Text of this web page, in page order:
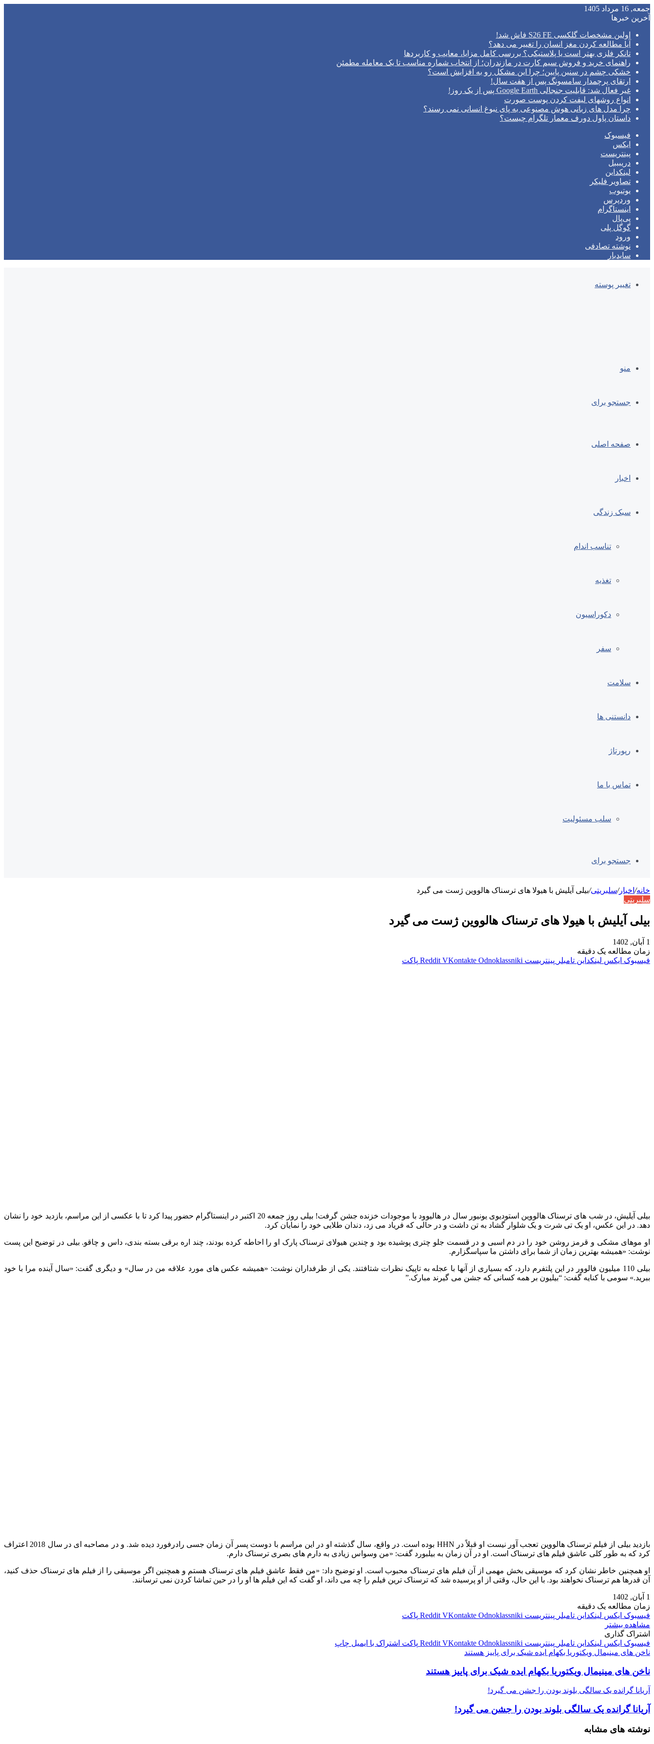
جمعه, 16 مرداد 1405
آخرین خبرها
اولین مشخصات گلکسی S26 FE فاش شد!
آیا مطالعه کردن مغز انسان را تغییر می‌ دهد؟
تانکر فلزی بهتر است یا پلاستیکی؟ بررسی کامل مزایا، معایب و کاربردها
راهنمای خرید و فروش سیم کارت در مازندران؛ از انتخاب شماره مناسب تا یک معامله مطمئن
خشکی چشم در سنین پایین؛ چرا این مشکل رو به افزایش است؟
ارتقای پرچمدار سامسونگ پس از هفت سال!
غیر فعال شد: قابلیت جنجالی Google Earth پس از یک روز!
انواع روشهای لیفت کردن پوست صورت
چرا مدل‌ های زبانی هوش مصنوعی به پای نبوغ انسانی نمی‌ رسند؟
داستان پاول دورف معمار تلگرام چیست؟
فیسبوک
ایکس
پینتریست
دریبببل
لینکداین
تصاویر فلیکر
یوتیوب
وردپرس
اینستاگرام
پی‌پال
گوگل پلی
ورود
نوشته تصادفی
سایدبار
تغییر پوسته
منو
جستجو برای
صفحه اصلی
اخبار
سبک زندگی
تناسب اندام
تغذیه
دکوراسیون
سفر
سلامت
دانستنی ها
رپورتاژ
تماس با ما
سلب مسئولیت
جستجو برای
خانه/ اخبار/سلبریتی/بیلی آیلیش با هیولا های ترسناک هالووین ژست می گیرد
سلبریتی
بیلی آیلیش با هیولا های ترسناک هالووین ژست می گیرد
1 آبان, 1402
زمان مطالعه یک دقیقه
فیسبوک ایکس لینکداین تامبلر پینتریست Reddit VKontakte Odnoklassniki پاکت
بیلی آیلیش، در شب های ترسناک هالووین استودیوی یونیور سال در هالیوود با موجودات خزنده جشن گرفت! بیلی روز جمعه 20 اکتبر در اینستاگرام حضور پیدا کرد تا با عکسی از این مراسم، بازدید خود را نشان
دهد. در این عکس، او یک تی شرت و یک شلوار گشاد به تن داشت و در حالی که فریاد می زد، دندان طلایی خود را نمایان کرد.
او موهای مشکی و قرمز روشن خود را در دم اسبی و در قسمت جلو چتری پوشیده بود و چندین هیولای ترسناک پارک او را احاطه کرده بودند، چند اره برقی بسته بندی، داس و چاقو. بیلی در توضیح این پست
نوشت: «همیشه بهترین زمان از شما برای داشتن ما سپاسگزارم.
بیلی 110 میلیون فالوور در این پلتفرم دارد، که بسیاری از آنها با عجله به تاپیک نظرات شتافتند. یکی از طرفداران نوشت: «همیشه عکس‌ های مورد علاقه من در سال» و دیگری گفت: «سال آینده مرا با خود
ببرید.» سومی با کنایه گفت: “بیلیون بر همه کسانی که جشن می گیرند مبارک.”
بازدید بیلی از فیلم ترسناک هالووین تعجب آور نیست او قبلاً در HHN بوده است. در واقع، سال گذشته او در این مراسم با دوست پسر آن زمان جسی رادرفورد دیده شد. و در مصاحبه ای در سال 2018 اعتراف
کرد که به طور کلی عاشق فیلم های ترسناک است. او در آن زمان به بیلبورد گفت: «من وسواس زیادی به دارم های بصری ترسناک دارم.
او همچنین خاطر نشان کرد که موسیقی بخش مهمی از آن فیلم های ترسناک محبوب است. او توضیح داد: «من فقط عاشق فیلم‌ های ترسناک هستم و همچنین اگر موسیقی را از فیلم‌ های ترسناک حذف کنید،
آن‌ قدرها هم ترسناک نخواهند بود. با این حال، وقتی از او پرسیده شد که ترسناک‌ ترین فیلم را چه می‌ داند، او گفت که این فیلم ها او را در حین تماشا کردن نمی‌ ترسانند.
1 آبان, 1402
زمان مطالعه یک دقیقه
فیسبوک ایکس لینکداین تامبلر پینتریست Reddit VKontakte Odnoklassniki
پاکت
مشاهده بیشتر
اشتراک گذاری
فیسبوک ایکس لینکداین تامبلر پینتریست Reddit VKontakte Odnoklassniki پاکت اشتراک با ایمیل چاپ
ناخن های مینیمال ویکتوریا بکهام ایده شیک برای پاییز هستند
ناخن های مینیمال ویکتوریا بکهام ایده شیک برای پاییز هستند
آریانا گرانده یک سالگی بلوند بودن را جشن می گیرد!
آریانا گرانده یک سالگی بلوند بودن را جشن می گیرد!
نوشته های مشابه